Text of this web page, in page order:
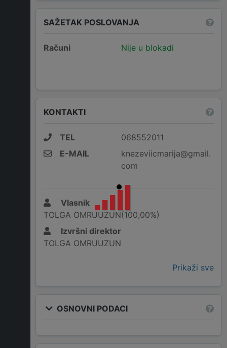
SAŽETAK POSLOVANJA
Računi Nije u blokadi
KONTAKTI
TEL
068552011
E-MAIL
knezeviicmarija@gmail.
com
Vlasnik
TOLGA OMRUUZUN(100,00%)
Izvršni direktor
TOLGA OMRUUZUN
Prikaži sve
OSNOVNI PODACI